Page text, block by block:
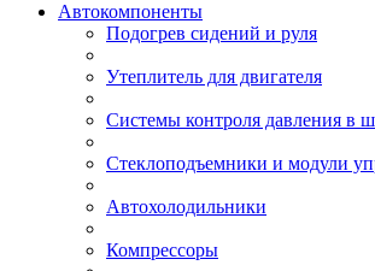
Автокомпоненты
Подогрев сидений и руля
Утеплитель для двигателя
Системы контроля давления в
Стеклоподъемники и модули
Автохолодильники
Компрессоры